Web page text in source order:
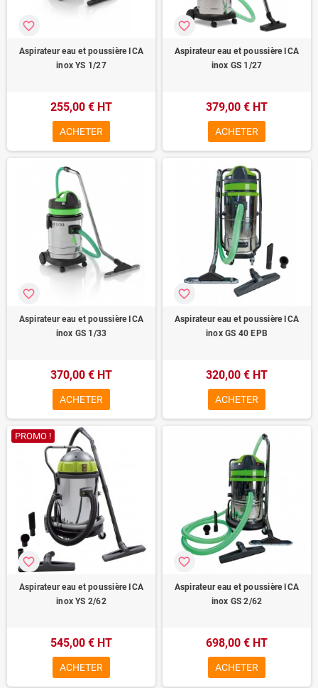
Aspirateur eau et poussière ICA
inox YS 1/27
favorite_border
255,00 € HT
ACHETER
Aspirateur eau et poussière ICA
inox GS 1/27
favorite_border
379,00 € HT
ACHETER
Aspirateur eau et poussière ICA
inox GS 1/33
favorite_border
370,00 € HT
ACHETER
Aspirateur eau et poussière ICA
inox GS 40 EPB
favorite_border
320,00 € HT
ACHETER
PROMO !
Aspirateur eau et poussière ICA
inox YS 2/62
favorite_border
545,00 € HT
ACHETER
Aspirateur eau et poussière ICA
inox GS 2/62
favorite_border
698,00 € HT
ACHETER